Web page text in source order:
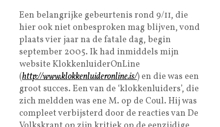
Een belangrijke gebeurtenis rond 9/11, die
hier ook niet onbesproken mag blijven, vond
plaats vier jaar na de fatale dag, begin
september 2005. Ik had inmiddels mijn
website KlokkenluiderOnLine
(http://www.klokkenluideronline.is/) en die was een
groot succes. Een van de ‘klokkenluiders’, die
zich meldden was ene M. op de Coul. Hij was
compleet verbijsterd door de reacties van De